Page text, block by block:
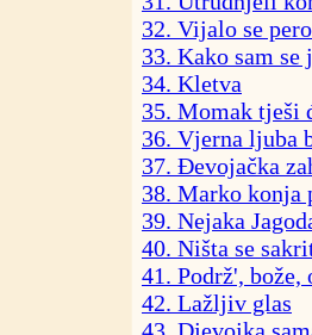
32. Vijalo se
33. Kako sam se
34. Kletva
35. Momak tješi
36. Vjerna ljuba
37. Đevojačka
38. Marko konja
39. Nejaka
40. Ništa se
41. Podrž', bože,
42. Lažljiv glas